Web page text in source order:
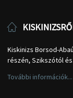
Kiskinizs Borsod-
részén, Szikszótól
További információk...